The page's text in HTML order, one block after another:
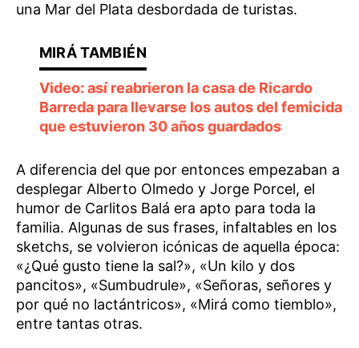
una Mar del Plata desbordada de turistas.
Video: así reabrieron la casa de Ricardo
Barreda para llevarse los autos del femicida
que estuvieron 30 años guardados
A diferencia del que por entonces empezaban a
desplegar Alberto Olmedo y Jorge Porcel, el
humor de Carlitos Balá era apto para toda la
familia. Algunas de sus frases, infaltables en los
sketchs, se volvieron icónicas de aquella época:
«¿Qué gusto tiene la sal?», «Un kilo y dos
pancitos», «Sumbudrule», «Señoras, señores y
por qué no lactántricos», «Mirá como tiemblo»,
entre tantas otras.